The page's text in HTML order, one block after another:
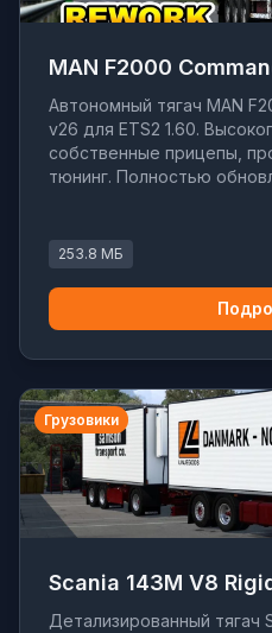
MAN F2000
Автономный тягач MAN
v26 для ETS2 1.60.
собственные прицепы,
тюнинг. Полностью
253.8 МБ
Грузовики
Scania 143M V8
Детализированный тягач